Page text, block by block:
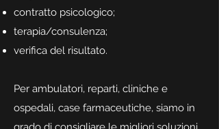
contratto psicologico;
terapia/consulenza;
verifica del risultato.
Per ambulatori, reparti, cliniche e
ospedali, case farmaceutiche, siamo in